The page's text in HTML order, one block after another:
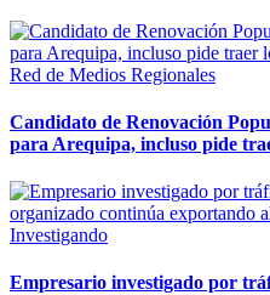
Red de Medios Regionales
Candidato de Renovación
para Arequipa, incluso pide
Investigando
Empresario investigado por